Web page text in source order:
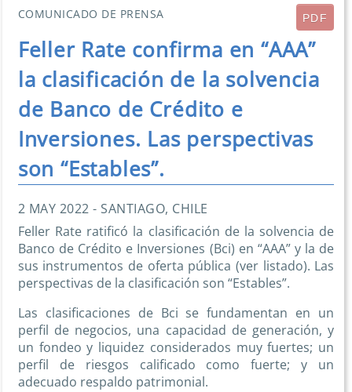
COMUNICADO DE PRENSA PDF
Feller Rate confirma en “AAA”
la clasificación de la solvencia
de Banco de Crédito e
Inversiones. Las perspectivas
son “Estables”.
2 MAY 2022 - SANTIAGO, CHILE
Feller Rate ratificó la clasificación de la solvencia de
Banco de Crédito e Inversiones (Bci) en “AAA” y la de
sus instrumentos de oferta pública (ver listado). Las
perspectivas de la clasificación son “Estables”.
Las clasificaciones de Bci se fundamentan en un
perfil de negocios, una capacidad de generación, y
un fondeo y liquidez considerados muy fuertes; un
perfil de riesgos calificado como fuerte; y un
adecuado respaldo patrimonial.